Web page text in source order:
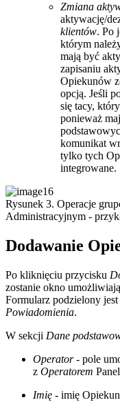
Zmiana
aktywację/
klientów. Po
którym
mają być
zapisaniu
Opiekunów
opcją. Jeśli
się tacy,
ponieważ
komunikat
tylko tych
integrowane.
Rysunek 3. Operacje
Administracyjnym -
Dodawanie
Po kliknięciu przycisku
zostanie okno
Formularz podzielony
Powiadomienia.
W sekcji Dane
Operator- pole
z Operatorem
Imię - imię